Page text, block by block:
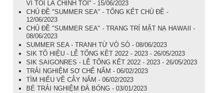
VÌ TÔI LÀ CHÍNH TÔI" - 15/06/2023
CHỦ ĐỀ "SUMMER SEA" - TỔNG KẾT CHỦ ĐỀ -
12/06/2023
CHỦ ĐỀ "SUMMER SEA" - TRANG TRÍ MẶT NẠ HAWAII -
08/06/2023
SUMMER SEA - TRANH TỪ VỎ SÒ - 08/06/2023
SIK TÔ HIỆU - LỄ TỔNG KÊT 2022 - 2023 - 26/05/2023
SIK SAIGONRES - LỄ TỔNG KẾT 2022 - 2023 - 26/05/2023
TRẢI NGHIỆM SƠ CHẾ NẤM - 06/02/2023
TÌM HIỂU VỀ CÂY NẤM - 06/02/2023
BÉ TRẢI NGHIỆM ĐÁ BÓNG - 03/01/2023